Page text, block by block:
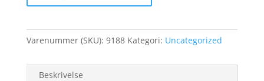
Varenummer (SKU): 9188 Kategori: Uncategorized
Beskrivelse